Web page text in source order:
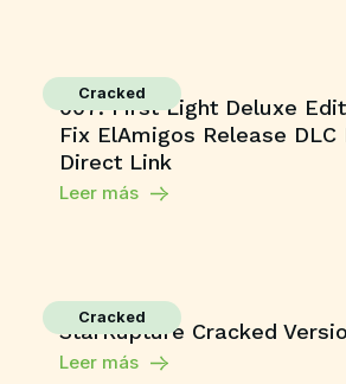
Cracked
007: First Light Deluxe
Fix ElAmigos Release DLC
Direct Link
Leer más
Cracked
StarRupture Cracked
Leer más